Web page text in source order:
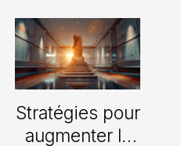
Stratégies pour
augmenter la